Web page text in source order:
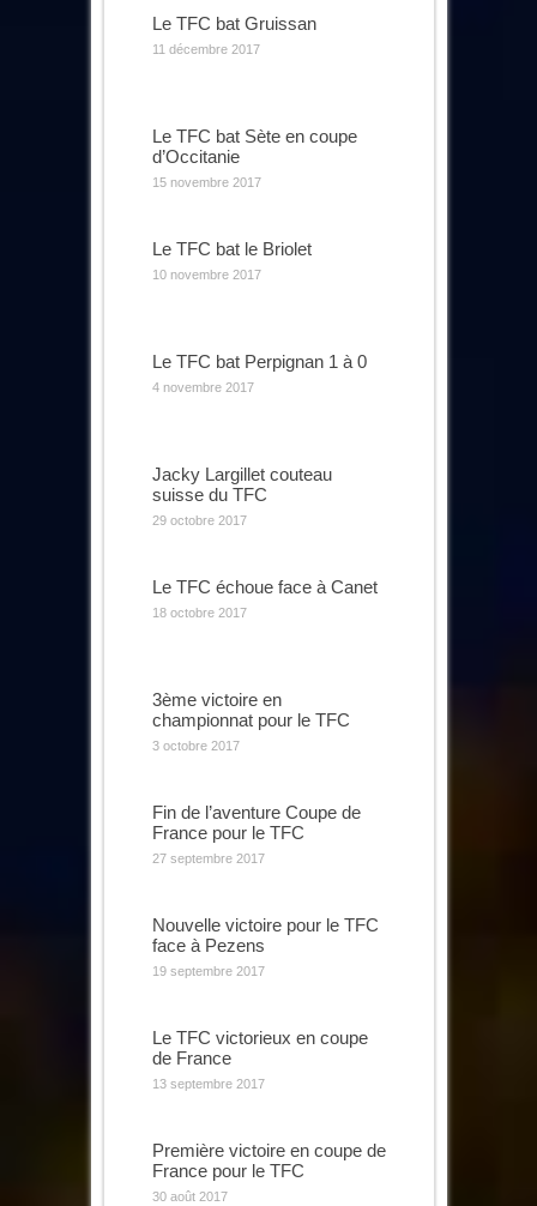
Le TFC bat Gruissan
11 décembre 2017
Le TFC bat Sète en coupe
d’Occitanie
15 novembre 2017
Le TFC bat le Briolet
10 novembre 2017
Le TFC bat Perpignan 1 à 0
4 novembre 2017
Jacky Largillet couteau
suisse du TFC
29 octobre 2017
Le TFC échoue face à Canet
18 octobre 2017
3ème victoire en
championnat pour le TFC
3 octobre 2017
Fin de l’aventure Coupe de
France pour le TFC
27 septembre 2017
Nouvelle victoire pour le TFC
face à Pezens
19 septembre 2017
Le TFC victorieux en coupe
de France
13 septembre 2017
Première victoire en coupe de
France pour le TFC
30 août 2017